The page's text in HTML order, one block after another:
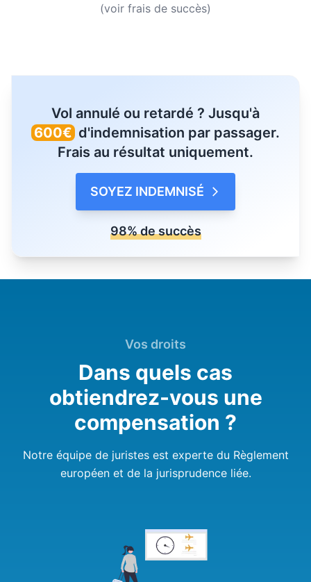
(voir frais de succès)
Vol annulé ou retardé ? Jusqu'à
600€ d'indemnisation par passager.
Frais au résultat uniquement.
SOYEZ INDEMNISÉ
98% de succès
Vos droits
Dans quels cas
obtiendrez-vous une
compensation ?
Notre équipe de juristes est experte du Règlement
européen et de la jurisprudence liée.